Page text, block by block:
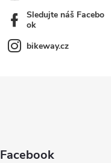
Sledujte náš Facebo
ok
bikeway.cz
Facebook